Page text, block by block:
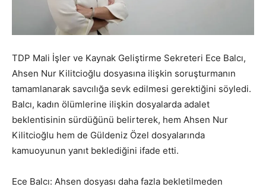
TDP Mali İşler ve Kaynak Geliştirme Sekreteri Ece Balcı,
Ahsen Nur Kilitcioğlu dosyasına ilişkin soruşturmanın
tamamlanarak savcılığa sevk edilmesi gerektiğini söyledi.
Balcı, kadın ölümlerine ilişkin dosyalarda adalet
beklentisinin sürdüğünü belirterek, hem Ahsen Nur
Kilitcioğlu hem de Güldeniz Özel dosyalarında
kamuoyunun yanıt beklediğini ifade etti.
Ece Balcı: Ahsen dosyası daha fazla bekletilmeden